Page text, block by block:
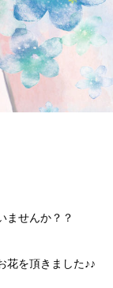
ませんか？？
花を頂きました♪♪